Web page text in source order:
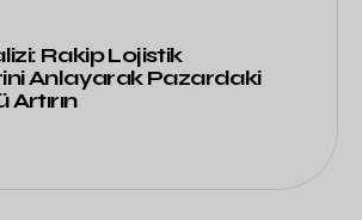
Rakip Lojistik
Anlayarak Pazardaki